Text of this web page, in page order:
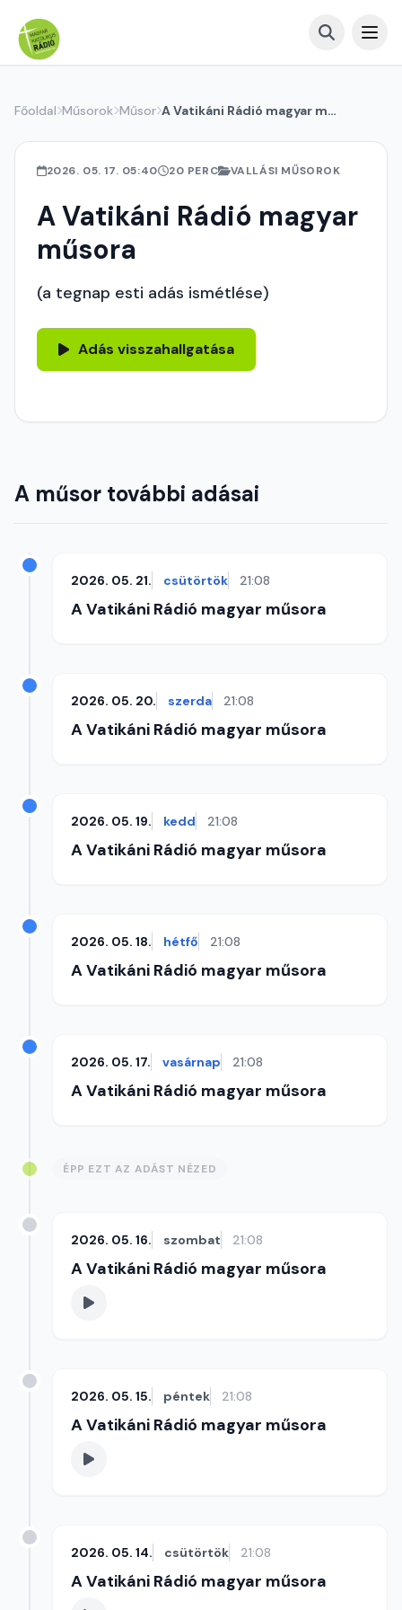
Főoldal Műsorok Műsor A Vatikáni Rádió magyar műsora
2026. 05. 17. 05:40 20 PERC VALLÁSI MŰSOROK
A Vatikáni Rádió magyar
műsora
(a tegnap esti adás ismétlése)
Adás visszahallgatása
A műsor további adásai
2026. 05. 21. csütörtök 21:08
A Vatikáni Rádió magyar műsora
2026. 05. 20. szerda 21:08
A Vatikáni Rádió magyar műsora
2026. 05. 19. kedd 21:08
A Vatikáni Rádió magyar műsora
2026. 05. 18. hétfő 21:08
A Vatikáni Rádió magyar műsora
2026. 05. 17. vasárnap 21:08
A Vatikáni Rádió magyar műsora
ÉPP EZT AZ ADÁST NÉZED
2026. 05. 16. szombat 21:08
A Vatikáni Rádió magyar műsora
2026. 05. 15. péntek 21:08
A Vatikáni Rádió magyar műsora
2026. 05. 14. csütörtök 21:08
A Vatikáni Rádió magyar műsora